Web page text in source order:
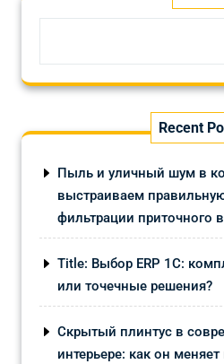
Recent
Пыль и уличный шум в
выстраиваем
фильтрации приточного
Title: Выбор ERP 1С:
или точечные решения?
Скрытый плинтус в
интерьере: как он меняет